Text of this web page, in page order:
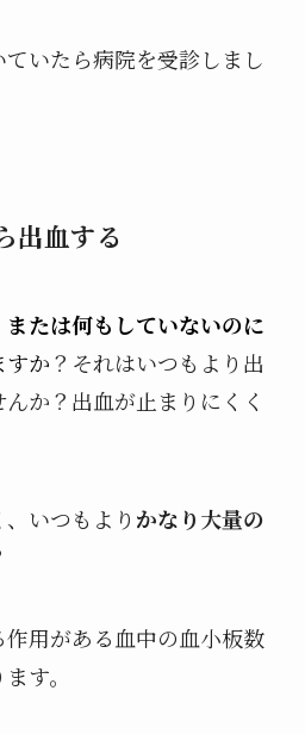
いたら病院を受診しまし
出血する
または何もしていないのに
すか？それはいつもより出
か？出血が止まりにくく
、いつもより かなり大量の
用がある血中の血小板数
す。